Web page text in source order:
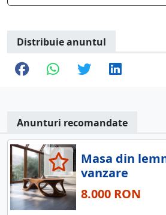
Distribuie anuntul
Anunturi recomandate
Masa din
vanzare
8.000 RON